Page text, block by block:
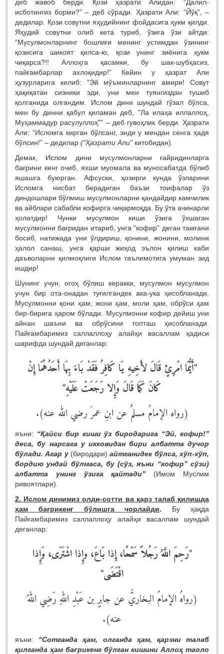
деб жавоб берди. Қози ҳазрати Алидан: “Далил-
исботингиз борми?” – деб сўради. Ҳазрати Али: “Йўқ”, –
дедилар. Қози совутни яҳудийнинг фойдасига ҳукм қилди.
Яҳудий совутни олиб кета туриб, ўзига ўзи айтди:
“Мусулмонларнинг бошлиғи менинг устимдан ўзининг
қозисига шикоят қилса-ю, қози унинг зиёнига ҳукм
чиқарса?!! Аллоҳга қасамки, бу шак-шубҳасиз,
пайғамбарлар ахлоқидир!” Кейин у ҳазрат Али
ҳузурларига келиб: “Эй мўъминларнинг амири! Совут
ҳақиқатан сизники эди, уни мен туянгиздан тушиб
қолганида олгандим. Ислом дини шундай гўзал бўлса,
мен бу динни қабул қиламан деб, "Ла илаҳа иллаллоҳ,
Муҳаммадур расулуллоҳ"” – деб гувоҳлик берди. Ҳазрати
Али: “Исломга кирган бўлсанг, энди у мендан сенга ҳадя
бўлсин!” – дедилар (“Ҳазрати Али” китобидан)
Демак, Ислом дини мусулмонларни ғайридинларга
бағрини кенг очиб, яхши муомала ва муносабатда бўлиб
яшашга буюрган. Афсуски, ҳозирги кунда ўзларини
Исломга нисбат берадиган баъзи тоифалар ўз
диндошлари бўлмиш мусулмонларни қандайдир камчилик
ва айблари сабабли кофирга чиқармоқда. Бу ўта ачинарли
ҳолатдир! Чунки мусулмон киши ўзига ўхшаган
мусулмонни бағридан итариб, унга “кофир” деган тамғани
босиб, натижада уни ўлдириш, қонини, жонини, молини
ҳалол санаш, унга қарши жиҳод эълон қилиш каби
даъволарни қилмоқлиги Ислом таълимотига умуман зид
ишдир!
Шунинг учун, огоҳ бўлиш керакки, мусулмон мусулмон
учун бир ота-онадан туғилгандек ака-ука ҳисобланади.
Мусулмонни қони ҳам, жони ҳам, моли ҳам, обрўси ҳам
бир-бирига ҳаром бўлади. Мусулмонни кофир дейиш уни
айнан шаъни ва обрўсини топташ ҳисобланади.
Пайғамбаримиз саллаллоҳу алайҳи васаллам ҳадиси
шарифда шундай деганлар:
"أَيُّمَا امْرِئٍ قَالَ لأَخِيهِ يَا كَافِرُ فَقَدْ بَاءَ بِهَا أَحَدُهُمَا إِنْ
كَانَ كَمَا قَالَ وَإِلا رَجَعَتْ عَلَيْهِ"
(رواه الإمامُ مسلمٌ عن ابنِ عمرَ رضي الله عنه).
яъни: “Қайси бир киши ўз биродарига “Эй, кофир!”
деса, бу нарсага у икковидан бири албатта дучор
бўлади. Агар у (биродари) айтганидек бўлса, хўп-хўп,
бордию ундай бўлмаса, бу (сўз, яъни “кофир” сўзи)
албатта унинг ўзига қайтади” (Имом Муслим
ривоятлари).
2. Ислом динимиз олди-сотти ва қарз талаб қилишда
ҳам бағрикенг бўлишга чорлайди. Бу ҳақда
Пайғамбаримиз саллаллоҳу алайҳи васаллам шундай
деганлар:
"رَحِمَ اللَّهُ رَجُلاً سَمْحًا، إِذا بَاعَ، وإِذا اشْتَرَى، وَإِذا
اقْتَضَى"
(رواهُ الإمامُ البخاريُّ عن جابرٍ بن عَبْدِ اللهِ رَضِي اللهُ
عنه).
яъни: “Сотганда ҳам, олганда ҳам, қарзни талаб
қилганда ҳам бағрикенг бўлган кишини Аллоҳ таоло